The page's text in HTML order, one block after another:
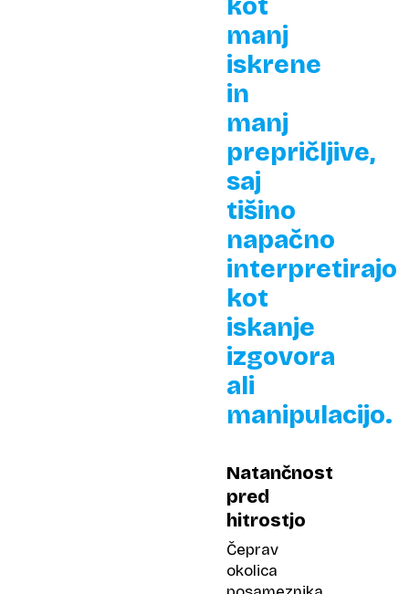
kot
manj
iskrene
in
manj
prepričljive,
saj
tišino
napačno
interpretirajo
kot
iskanje
izgovora
ali
manipulacijo.
Natančnost
pred
hitrostjo
Čeprav
okolica